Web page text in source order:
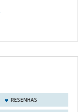
RESENHAS